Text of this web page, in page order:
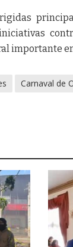
importante
Carnaval de